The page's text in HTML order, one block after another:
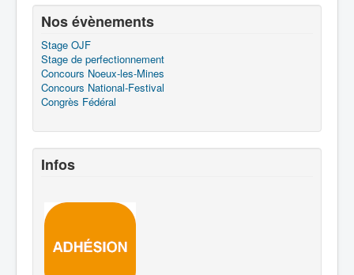
Nos évènements
Stage OJF
Stage de perfectionnement
Concours Noeux-les-Mines
Concours National-Festival
Congrès Fédéral
Infos